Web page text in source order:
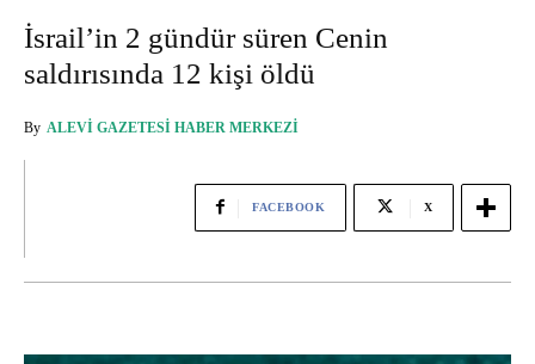
İsrail’in 2 gündür süren Cenin
saldırısında 12 kişi öldü
By ALEVI GAZETESI HABER MERKEZI
FACEBOOK X